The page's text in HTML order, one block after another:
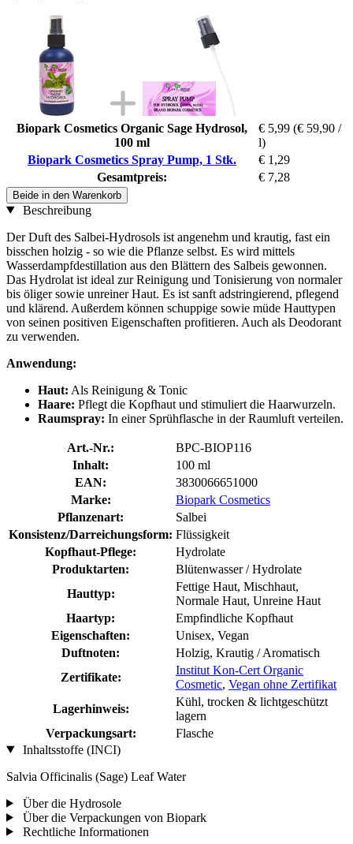
Biopark Cosmetics Organic Sage Hydrosol,
100 ml
€ 5,99 (€ 59,90 /
l)
Biopark Cosmetics Spray Pump, 1 Stk.
€ 1,29
Gesamtpreis:
€ 7,28
Beide in den Warenkorb
Beschreibung
Der Duft des Salbei-Hydrosols ist angenehm und krautig, fast ein
bisschen holzig - so wie die Pflanze selbst. Es wird mittels
Wasserdampfdestillation aus den Blättern des Salbeis gewonnen.
Das Hydrolat ist ideal zur Reinigung und Tonisierung von normaler
bis öliger sowie unreiner Haut. Es ist sanft adstringierend, pflegend
und klärend. Außerdem können schuppige sowie müde Hauttypen
von seinen positiven Eigenschaften profitieren. Auch als Deodorant
zu verwenden.
Anwendung:
Haut: Als Reinigung & Tonic
Haare: Pflegt die Kopfhaut und stimuliert die Haarwurzeln.
Raumspray: In einer Sprühflasche in der Raumluft verteilen.
Art.-Nr.:
BPC-BIOP116
Inhalt:
100 ml
EAN:
3830066651000
Marke:
Biopark Cosmetics
Pflanzenart:
Salbei
Konsistenz/Darreichungsform: Flüssigkeit
Kopfhaut-Pflege:
Hydrolate
Produktarten:
Blütenwasser / Hydrolate
Hauttyp:
Fettige Haut, Mischhaut,
Normale Haut, Unreine Haut
Haartyp:
Empfindliche Kopfhaut
Eigenschaften:
Unisex, Vegan
Duftnoten:
Holzig, Krautig / Aromatisch
Zertifikate:
Institut Kon-Cert Organic
Cosmetic, Vegan ohne Zertifikat
Lagerhinweis:
Kühl, trocken & lichtgeschützt
lagern
Verpackungsart:
Flasche
Inhaltsstoffe (INCI)
Salvia Officinalis (Sage) Leaf Water
Über die Hydrosole
Über die Verpackungen von Biopark
Rechtliche Informationen